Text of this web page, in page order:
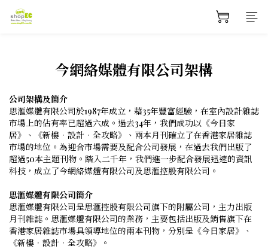
今網絡媒體有限公司架構
公司架構及簡介
思滙媒體有限公司於1987年成立，藉35年豐富經驗，在室內設計雜誌
市場上的佔有率已超過六成。過去34年，我們成功以《今日家
居》、《新樓．設計．全攻略》、兩本月刊確立了在香港家居雜誌
市場的地位。為迎合市場需要及配合公司發展，在過去我們出版了
超過50本主題刊物。踏入二千年，我們進一步配合發展迅速的資訊
科技，成立了今網絡媒體有限公司及思滙控股有限公司。
思滙媒體有限公司簡介
思滙媒體有限公司是思滙控股有限公司旗下的附屬公司，主力出版
月刊雜誌。思滙媒體有限公司的業務，主要包括出版及銷售旗下在
香港家居雜誌市場具領導地位的兩本刊物，分別是《今日家居》、
《新樓．設計．全攻略》。